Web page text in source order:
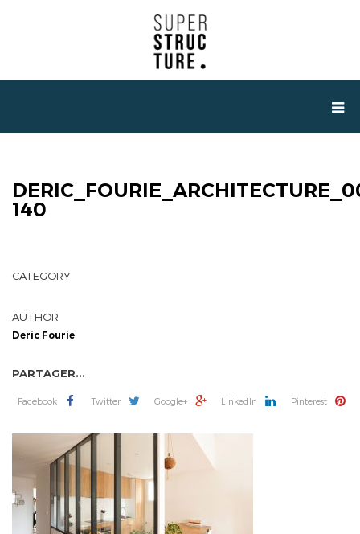
140
CATEGORY
AUTHOR
Deric Fourie
PARTAGER...
Facebook Twitter Google+ LinkedIn Pinterest